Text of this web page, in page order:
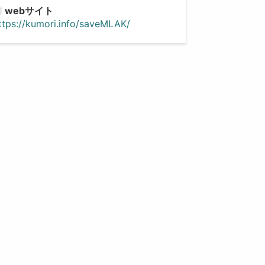
webサイト
kumori.info/saveMLAK/